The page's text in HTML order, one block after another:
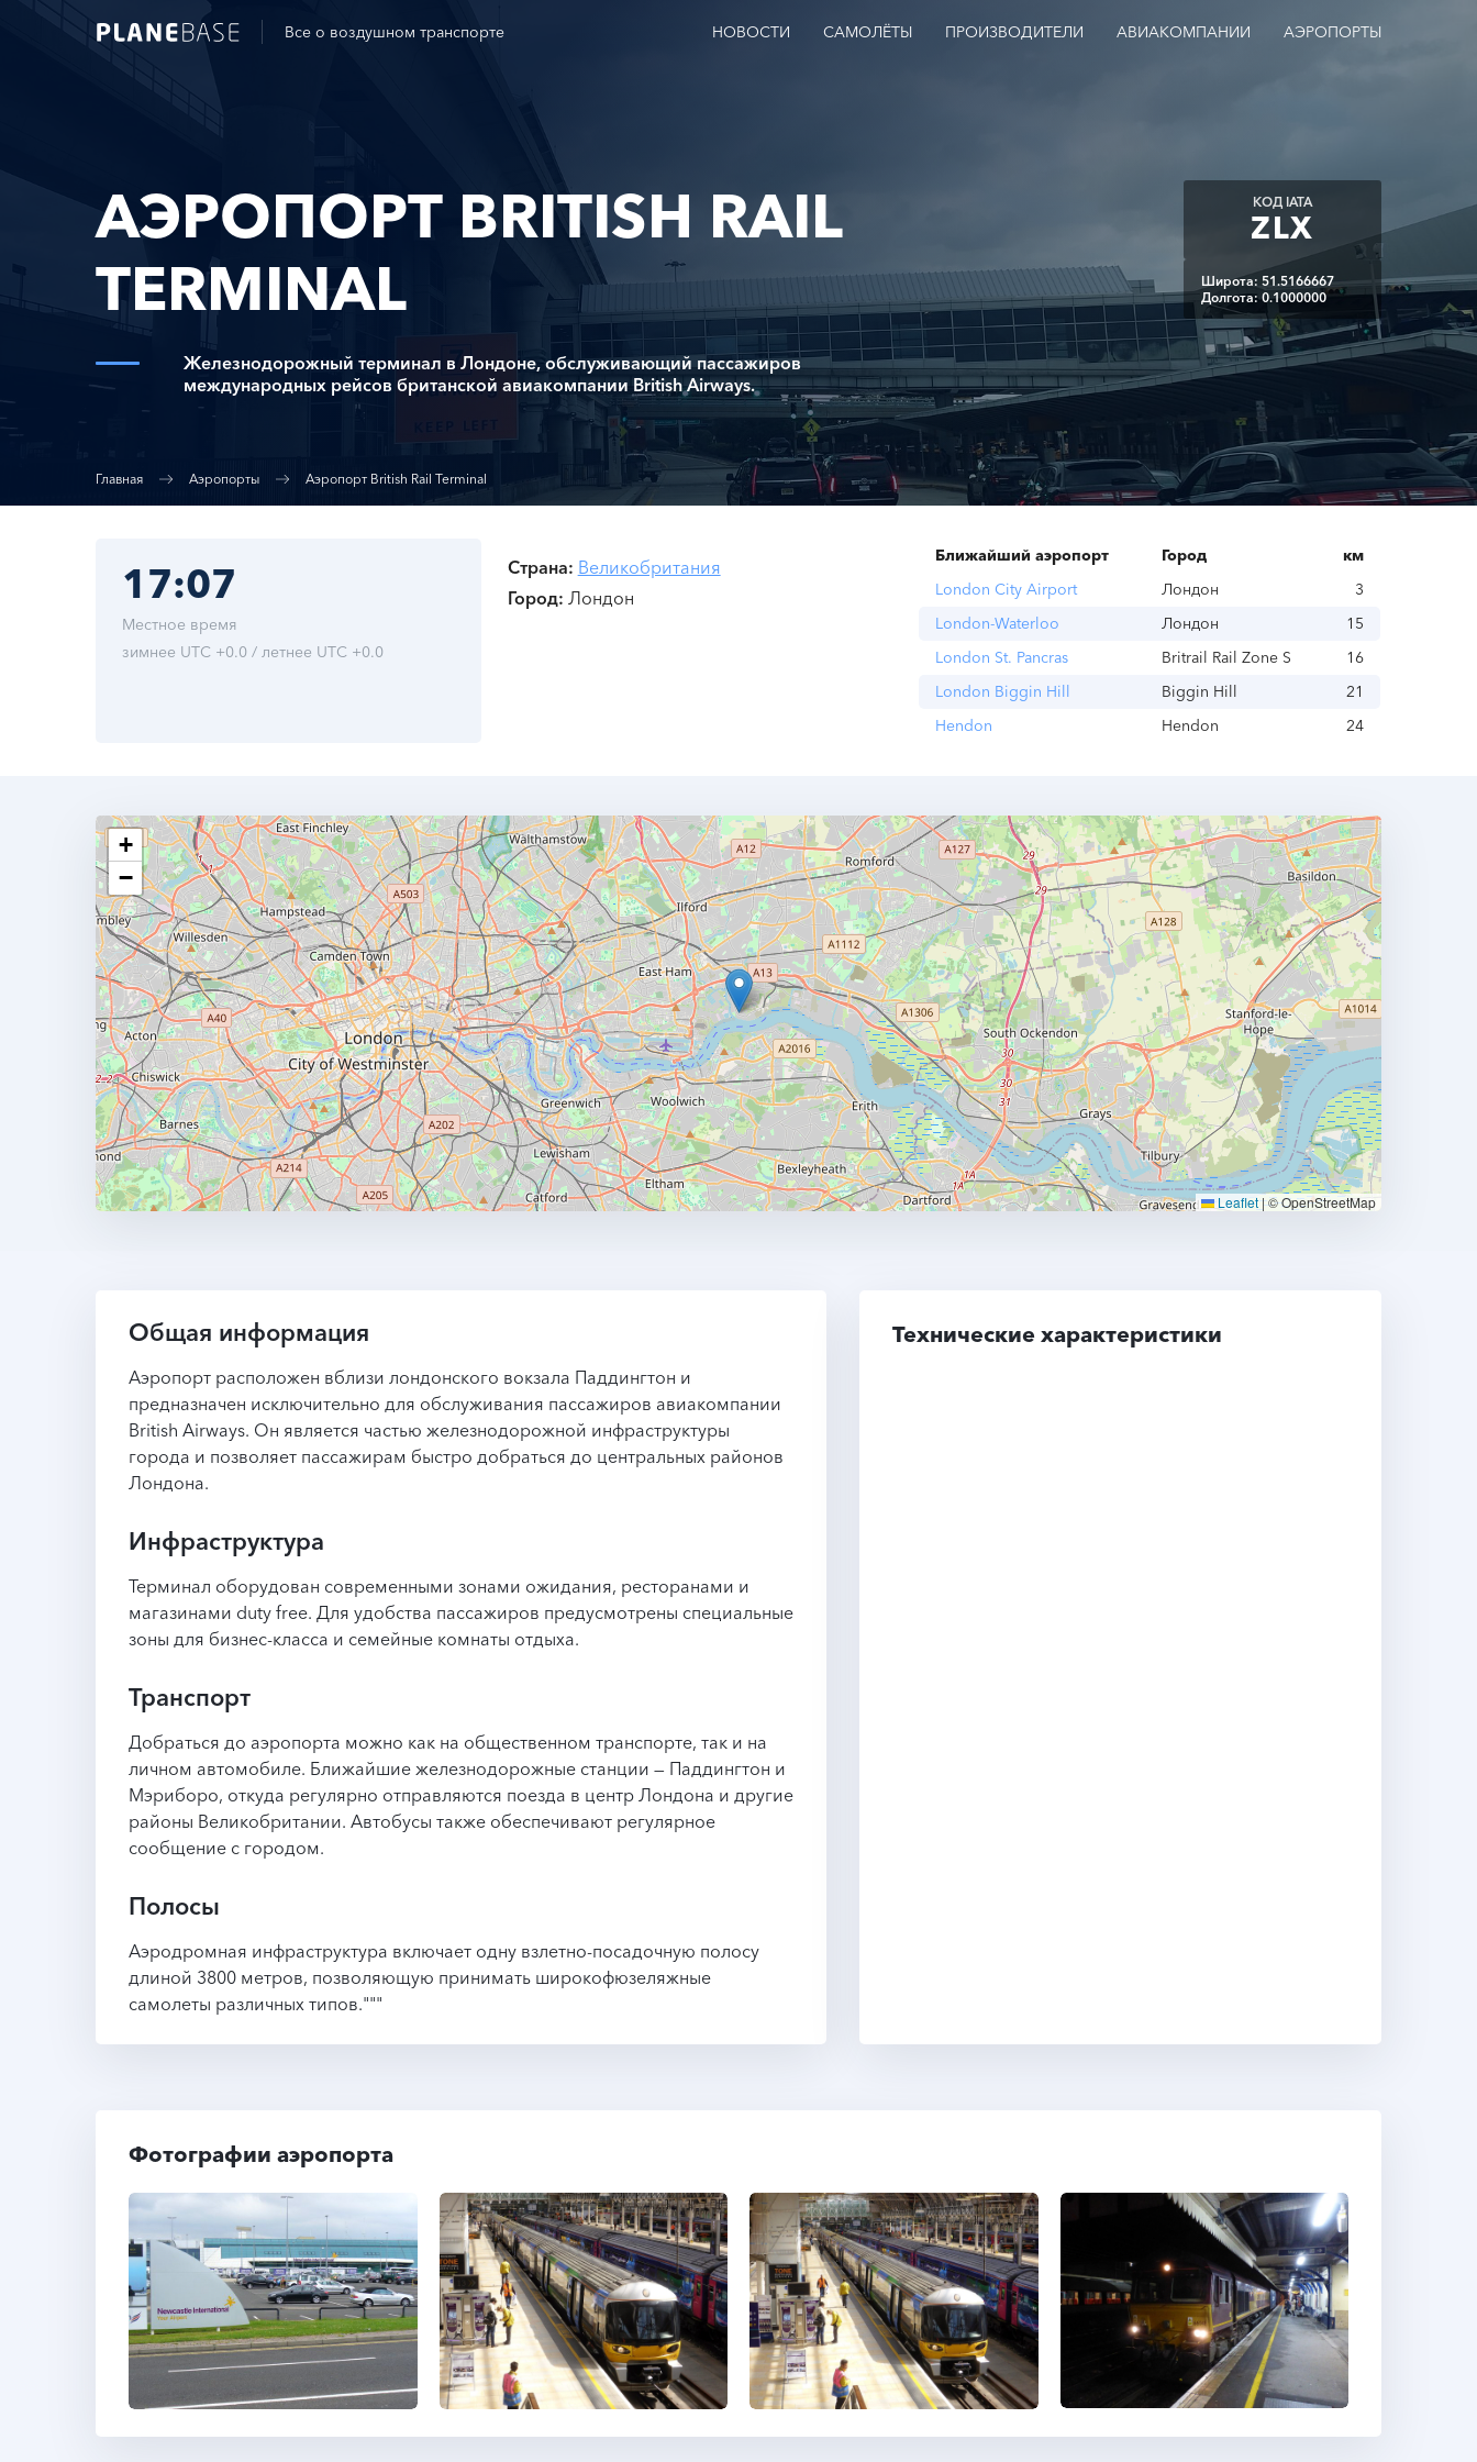
Все о воздушном транспорте НОВОСТИ САМОЛЁТЫ ПРОИЗВОДИТЕЛИ АВИАКОМПАНИИ АЭРОПОРТЫ
АЭРОПОРТ BRITISH RAIL
TERMINAL
Железнодорожный терминал в Лондоне, обслуживающий пассажиров
международных рейсов британской авиакомпании British Airways.
КОД IATA
ZLX
Широта: 51.5166667
Долгота: 0.1000000
Главная Аэропорты Аэропорт British Rail Terminal
17:07
Местное время
зимнее UTC +0.0 / летнее UTC +0.0
Страна Великобритания
Город Лондон
Ближайший аэропорт Город
км
London City Airport
Лондон
3
London-Waterloo
Лондон
15
London St. Pancras
Britrail Rail Zone S
16
London Biggin Hill
Biggin Hill
21
Hendon
Hendon 24
+
−
Leaflet|© OpenStreetMap
Общая информация
Аэропорт расположен вблизи лондонского вокзала Паддингтон и
предназначен исключительно для обслуживания пассажиров авиакомпании
British Airways. Он является частью железнодорожной инфраструктуры
города и позволяет пассажирам быстро добраться до центральных районов
Лондона.
Инфраструктура
Терминал оборудован современными зонами ожидания, ресторанами и
магазинами duty free. Для удобства пассажиров предусмотрены специальные
зоны для бизнес-класса и семейные комнаты отдыха.
Транспорт
Добраться до аэропорта можно как на общественном транспорте, так и на
личном автомобиле. Ближайшие железнодорожные станции — Паддингтон и
Мэриборо, откуда регулярно отправляются поезда в центр Лондона и другие
районы Великобритании. Автобусы также обеспечивают регулярное
сообщение с городом.
Полосы
Аэродромная инфраструктура включает одну взлетно-посадочную полосу
длиной 3800 метров, позволяющую принимать широкофюзеляжные
самолеты различных типов."""
Технические характеристики
Фотографии аэропорта